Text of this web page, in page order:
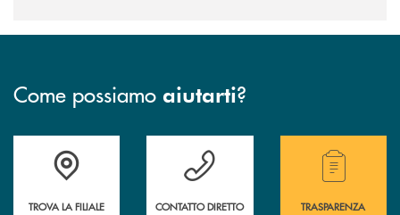
Come possiamo aiutarti?
Accedi all' elenco completo delle filiali .
TROVA LA FILIALE
Hai bisogno di assistenza immediata?
CONTATTO DIRETTO
Hai bisogno di
TRASPARENZA